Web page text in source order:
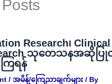
Research၊
သုတေသနအဆိုပြုလွှ
ြရန်
/ အမိန့်/ကြေညာချက်များ / By